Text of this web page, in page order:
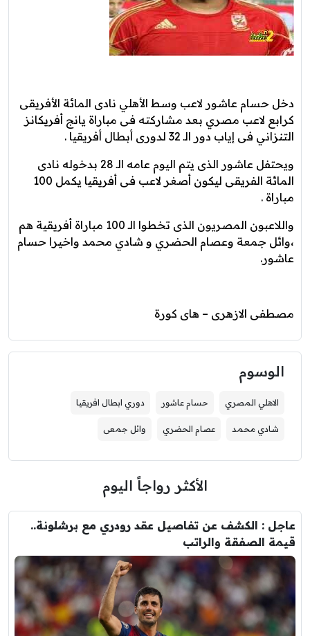
دخل حسام عاشور لاعب وسط الأهلي نادى المائة الأفريقى
كرابع لاعب مصري بعد مشاركته فى مباراة يانج أفريكانز
التنزاني فى إياب دور الـ 32 لدورى أبطال أفريقيا .
ويحتفل عاشور الذى يتم اليوم عامه الـ 28 بدخوله نادى
المائة الفريقى ليكون أصغر لاعب فى أفريقيا يكمل 100
مباراة .
واللاعبون المصريون الذى تخطوا الـ 100 مباراة أفريقية هم
،وائل جمعة وعصام الحضري و شادي محمد واخيرا حسام
عاشور.
مصطفى الازهرى – هاى كورة
الوسوم
الاهلي المصري حسام عاشور دوري ابطال افريقيا
شادي محمد عصام الحضري وائل جمعى
الأكثر رواجاً اليوم
عاجل : الكشف عن تفاصيل عقد رودري مع برشلونة..
قيمة الصفقة والراتب